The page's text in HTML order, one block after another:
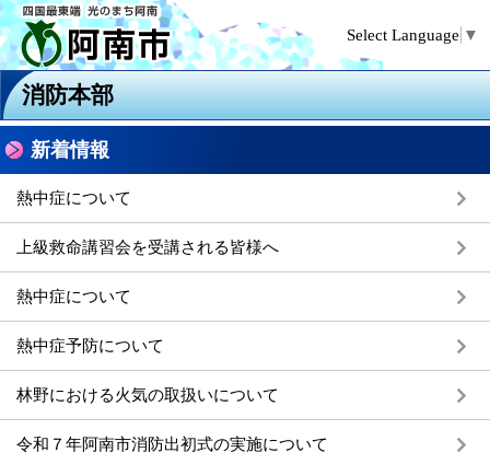
Select Language ▼
消防本部
新着情報
熱中症について
上級救命講習会を受講される皆様へ
熱中症について
熱中症予防について
林野における火気の取扱いについて
令和７年阿南市消防出初式の実施について